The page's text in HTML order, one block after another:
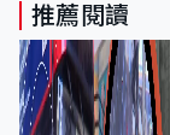
推薦閱讀